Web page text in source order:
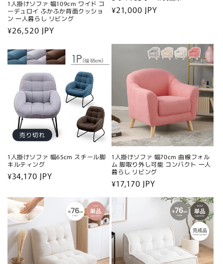
1人掛けソファ 幅109cm ワイド コ
ーデュロイ ふかふか背面クッショ
ン 一人暮らし リビング
通
価
格
¥26,520 JPY
通
格
¥21,000 JPY
売り切れ
1人掛けソファ 幅65cm スチール脚
キルティング
通
価
格
¥34,170 JPY
1人掛けソファ 幅70cm 曲線フォル
ム 脚取り外し可能 コンパクト 一人
暮らし リビング
通
常
価
格
¥17,170 JPY